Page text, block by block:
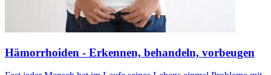
Hämorrhoiden - Erkennen, behandeln, vorbeugen